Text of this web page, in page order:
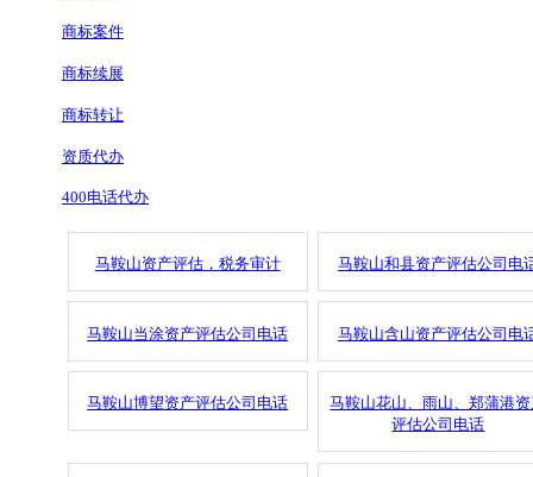
商标案件
商标续展
商标转让
资质代办
400电话代办
马鞍山资产评估，税务审计 马鞍山和县资产评估公司电
马鞍山当涂资产评估公司电话 马鞍山含山资产评估公司电
马鞍山博望资产评估公司电话
马鞍山花山、雨山、郑蒲港
评估公司电话